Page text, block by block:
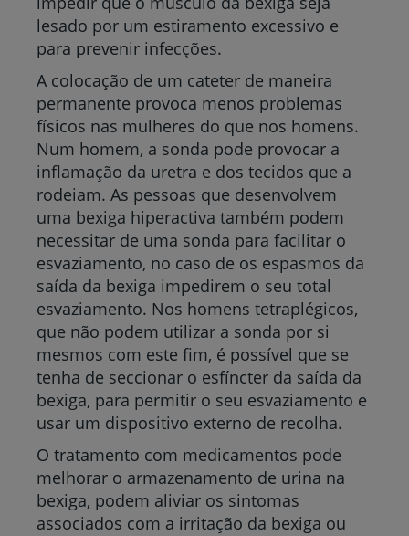
lesado por um estiramento excessivo e
para prevenir infecções.
A colocação de um cateter de maneira
permanente provoca menos problemas
físicos nas mulheres do que nos homens.
Num homem, a sonda pode provocar a
inflamação da uretra e dos tecidos que a
rodeiam. As pessoas que desenvolvem
uma bexiga hiperactiva também podem
necessitar de uma sonda para facilitar o
esvaziamento, no caso de os espasmos da
saída da bexiga impedirem o seu total
esvaziamento. Nos homens tetraplégicos,
que não podem utilizar a sonda por si
mesmos com este fim, é possível que se
tenha de seccionar o esfíncter da saída da
bexiga, para permitir o seu esvaziamento e
usar um dispositivo externo de recolha.
O tratamento com medicamentos pode
melhorar o armazenamento de urina na
bexiga, podem aliviar os sintomas
associados com a irritação da bexiga ou